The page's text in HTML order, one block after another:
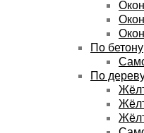
По бетону
По